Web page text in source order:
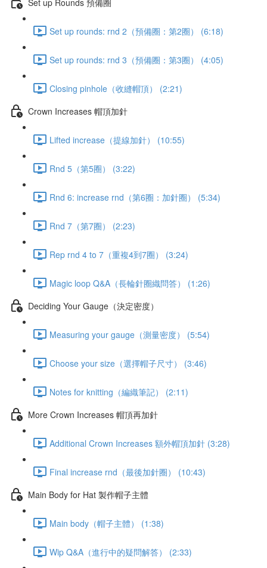
Set up rounds: rnd 2（預備圈：第2圈） (6:18)
Set up rounds: rnd 3（預備圈：第3圈） (4:05)
Closing pinhole（收縫帽頂） (2:21)
Crown Increases 帽頂加針
Lifted increase（提線加針） (10:55)
Rnd 5（第5圈） (3:22)
Rnd 6: increase rnd（第6圈：加針圈） (5:34)
Rnd 7（第7圈） (2:23)
Rep rnd 4 to 7（重複4到7圈） (3:24)
Magic loop Q&A（長輪針圈織問答） (1:26)
Deciding Your Gauge（決定密度）
Measuring your gauge（測量密度） (5:54)
Choose your size（選擇帽子尺寸） (3:46)
Notes for knitting（編織筆記） (2:11)
More Crown Increases 帽頂再加針
Additional Crown Increases 額外帽頂加針 (3:28)
Final increase rnd（最後加針圈） (10:43)
Main Body for Hat 製作帽子主體
Main body（帽子主體） (1:38)
Wip Q&A（進行中的疑問解答） (2:33)